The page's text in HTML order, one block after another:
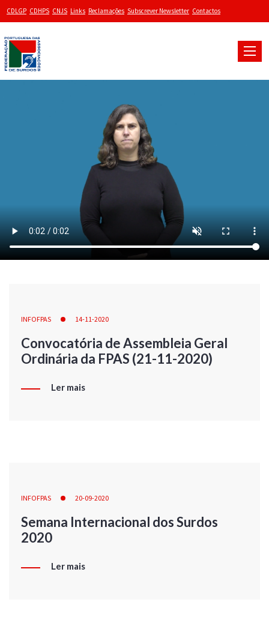
CDLGP CDHPS CNJS Links Reclamações Subscrever Newsletter Contactos
Toggle
INFOFPAS 14-11-2020
Convocatória de Assembleia Geral
Ordinária da FPAS (21-11-2020)
Ler mais
INFOFPAS 20-09-2020
Semana Internacional dos Surdos
2020
Ler mais